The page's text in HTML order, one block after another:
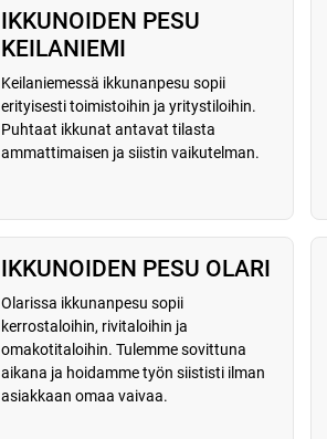
IKKUNOIDEN PESU
KEILANIEMI
Keilaniemessä ikkunanpesu sopii
erityisesti toimistoihin ja yritystiloihin.
Puhtaat ikkunat antavat tilasta
ammattimaisen ja siistin vaikutelman.
IKKUNOIDEN PESU OLARI
Olarissa ikkunanpesu sopii
kerrostaloihin, rivitaloihin ja
omakotitaloihin. Tulemme sovittuna
aikana ja hoidamme työn siististi ilman
asiakkaan omaa vaivaa.